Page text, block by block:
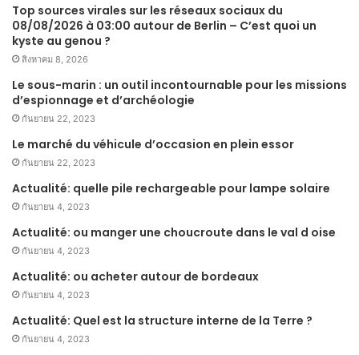
Top sources virales sur les réseaux sociaux du
08/08/2026 à 03:00 autour de Berlin – C’est quoi un
kyste au genou ?
สิงหาคม 8, 2026
Le sous-marin : un outil incontournable pour les missions
d’espionnage et d’archéologie
กันยายน 22, 2023
Le marché du véhicule d’occasion en plein essor
กันยายน 22, 2023
Actualité: quelle pile rechargeable pour lampe solaire
กันยายน 4, 2023
Actualité: ou manger une choucroute dans le val d oise
กันยายน 4, 2023
Actualité: ou acheter autour de bordeaux
กันยายน 4, 2023
Actualité: Quel est la structure interne de la Terre ?
กันยายน 4, 2023